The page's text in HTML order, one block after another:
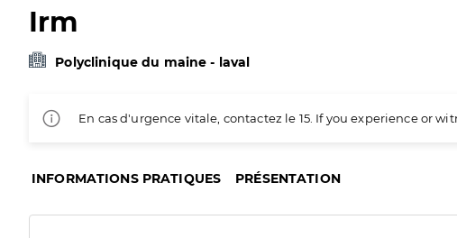
Irm
Polyclinique du maine - laval
En cas d'urgence vitale, contactez le 15. If you experience or
INFORMATIONS PRATIQUES PRÉSENTATION